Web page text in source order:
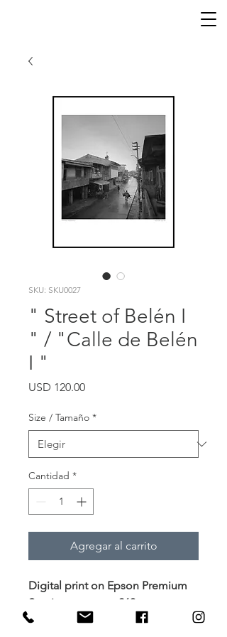
SKU: SKU0027
" Street of Belén I
" / "Calle de Belén
I "
USD 120.00Precio
Size / Tamaño *
Cantidad *
Agregar al carrito
Digital print on Epson Premium
Semimatte paper 260g
Impresión digital en papel